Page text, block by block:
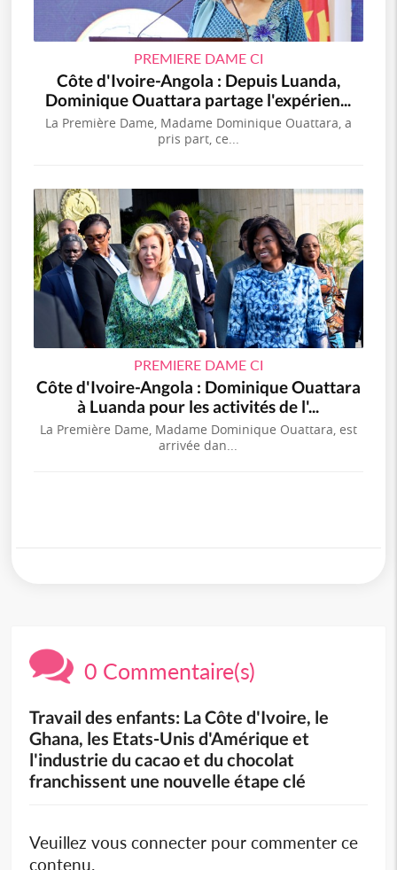
PREMIERE DAME CI
Côte d'Ivoire-Angola : Depuis Luanda,
Dominique Ouattara partage l'expérien...
La Première Dame, Madame Dominique Ouattara, a
pris part, ce...
PREMIERE DAME CI
Côte d'Ivoire-Angola : Dominique Ouattara
à Luanda pour les activités de l'...
La Première Dame, Madame Dominique Ouattara, est
arrivée dan...
0 Commentaire(s)
Travail des enfants: La Côte d'Ivoire, le
Ghana, les Etats-Unis d'Amérique et
l'industrie du cacao et du chocolat
franchissent une nouvelle étape clé
Veuillez vous connecter pour commenter ce
contenu.